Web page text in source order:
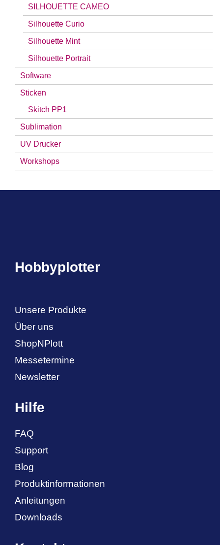
SILHOUETTE CAMEO
Silhouette Curio
Silhouette Mint
Silhouette Portrait
Software
Sticken
Skitch PP1
Sublimation
UV Drucker
Workshops
Hobbyplotter
Unsere Produkte
Über uns
ShopNPlott
Messetermine
Newsletter
Hilfe
FAQ
Support
Blog
Produktinformationen
Anleitungen
Downloads